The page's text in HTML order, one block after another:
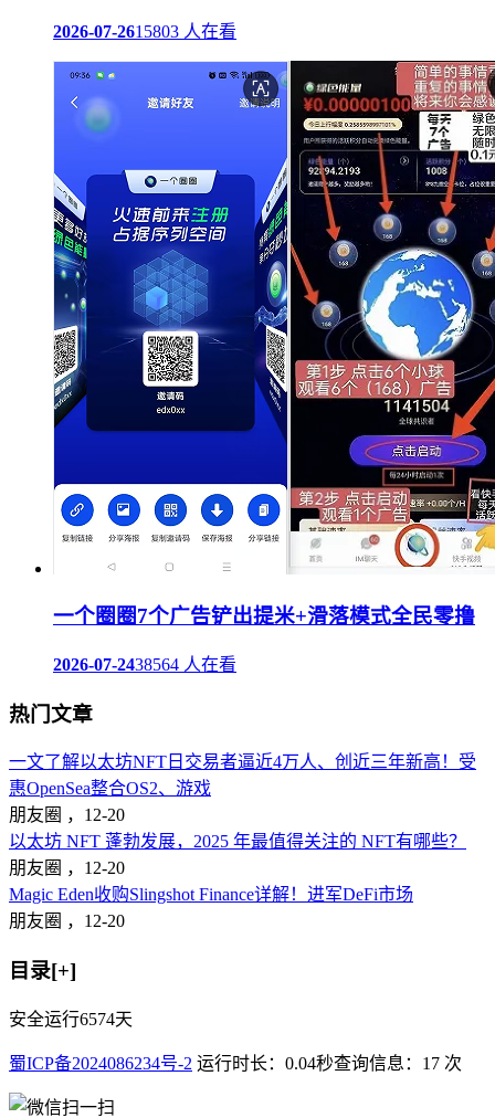
2026-07-2615803 人在看
一个圈圈7个广告铲出提米+滑落模式全民零撸
2026-07-2438564 人在看
热门文章
一文了解以太坊NFT日交易者逼近4万人、创近三年新高！受
惠OpenSea整合OS2、游戏
朋友圈 ， 12-20
以太坊 NFT 蓬勃发展，2025 年最值得关注的 NFT有哪些？
朋友圈 ， 12-20
Magic Eden收购Slingshot Finance详解！进军DeFi市场
朋友圈 ， 12-20
目录[+]
安全运行6574天
蜀ICP备2024086234号-2 运行时长：0.04秒查询信息：17 次